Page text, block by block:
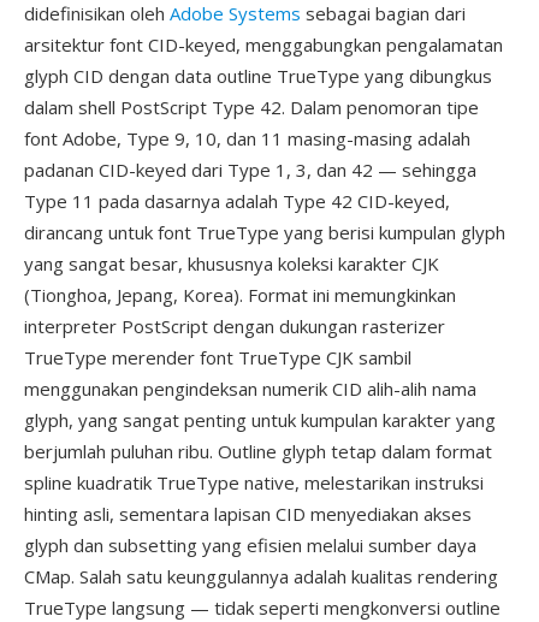
didefinisikan oleh Adobe Systems sebagai bagian dari
arsitektur font CID-keyed, menggabungkan pengalamatan
glyph CID dengan data outline TrueType yang dibungkus
dalam shell PostScript Type 42. Dalam penomoran tipe
font Adobe, Type 9, 10, dan 11 masing-masing adalah
padanan CID-keyed dari Type 1, 3, dan 42 — sehingga
Type 11 pada dasarnya adalah Type 42 CID-keyed,
dirancang untuk font TrueType yang berisi kumpulan glyph
yang sangat besar, khususnya koleksi karakter CJK
(Tionghoa, Jepang, Korea). Format ini memungkinkan
interpreter PostScript dengan dukungan rasterizer
TrueType merender font TrueType CJK sambil
menggunakan pengindeksan numerik CID alih-alih nama
glyph, yang sangat penting untuk kumpulan karakter yang
berjumlah puluhan ribu. Outline glyph tetap dalam format
spline kuadratik TrueType native, melestarikan instruksi
hinting asli, sementara lapisan CID menyediakan akses
glyph dan subsetting yang efisien melalui sumber daya
CMap. Salah satu keunggulannya adalah kualitas rendering
TrueType langsung — tidak seperti mengkonversi outline